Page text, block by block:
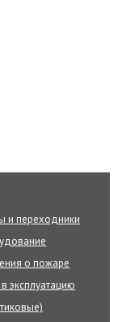
и переходники
о пожаре
эксплуатацию